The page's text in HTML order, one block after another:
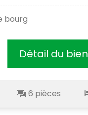
bourg
Détail du bien
6 pièces